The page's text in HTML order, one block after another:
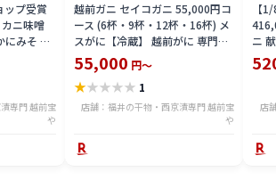
プ受賞
ニ味噌
にみそ カ
ト カニ
高級 珍味
返し プレ
わせ 甲羅
専門 越前宝
や
越前ガニ セイコガニ 55,000円コ
ース (6杯・9杯・12杯・16杯) メ
スがに【冷蔵】 越前がに 専門店
せいこがに 香箱ガニ 香箱 香箱か
に こうばこがに 香箱蟹 カニ かに
蟹 ギフト 送料無料
55,000 円～
★★★★★ 1
店舗：福井の干物・西京漬専門 越前宝
や
【
ニ
ス
ず
店